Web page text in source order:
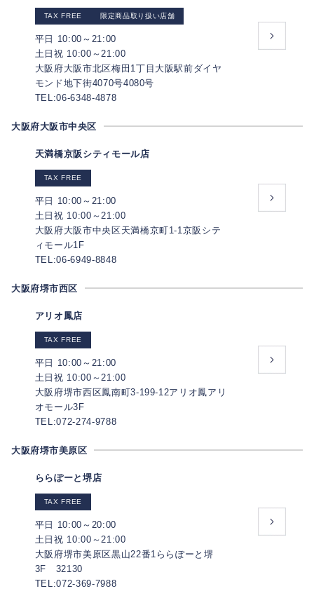
TAX FREE 限定商品取り扱い店舗
平日 10:00～21:00
土日祝 10:00～21:00
大阪府大阪市北区梅田1丁目大阪駅前ダイヤ
モンド地下街4070号4080号
TEL:06-6348-4878
大阪府大阪市中央区
天満橋京阪シティモール店
TAX FREE
平日 10:00～21:00
土日祝 10:00～21:00
大阪府大阪市中央区天満橋京町1-1京阪シテ
ィモール1F
TEL:06-6949-8848
大阪府堺市西区
アリオ鳳店
TAX FREE
平日 10:00～21:00
土日祝 10:00～21:00
大阪府堺市西区鳳南町3-199-12アリオ鳳アリ
オモール3F
TEL:072-274-9788
大阪府堺市美原区
ららぽーと堺店
TAX FREE
平日 10:00～20:00
土日祝 10:00～21:00
大阪府堺市美原区黒山22番1ららぽーと堺
3F 32130
TEL:072-369-7988